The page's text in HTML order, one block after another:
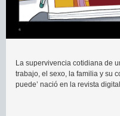
La supervivencia cotidiana de
trabajo, el sexo, la familia y su
puede’ nació en la revista